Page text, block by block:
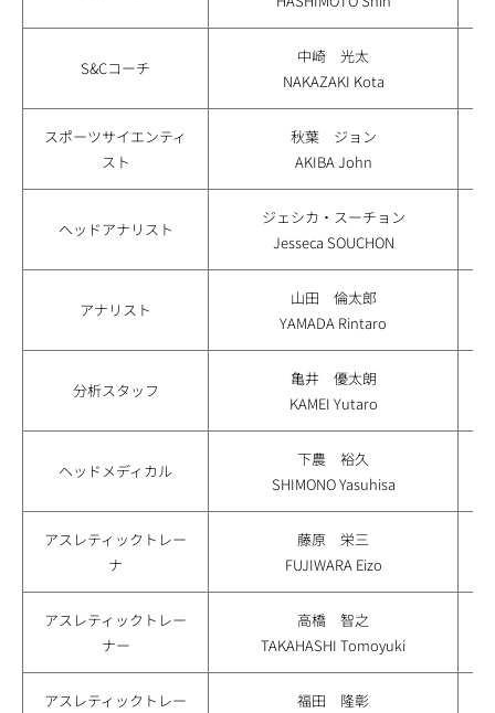
S&Cコーチ
中崎 光太
NAKAZAKI Kota
スポーツサイエンティ
スト
秋葉 ジョン
AKIBA John
ヘッドアナリスト
ジェシカ・スーチョン
Jesseca SOUCHON
アナリスト
山田 倫太郎
YAMADA Rintaro
分析スタッフ
亀井 優太朗
KAMEI Yutaro
ヘッドメディカル
下農 裕久
SHIMONO Yasuhisa
アスレティックトレー
ナ
藤原 栄三
FUJIWARA Eizo
アスレティックトレー
ナー
高橋 智之
TAKAHASHI Tomoyuki
アスレティックトレー
福田 隆彰